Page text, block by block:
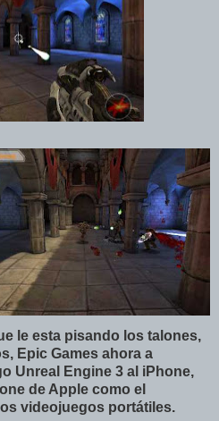
le esta pisando los talones,
Epic Games ahora a
Unreal Engine 3 al iPhone,
de Apple como el
videojuegos portátiles.